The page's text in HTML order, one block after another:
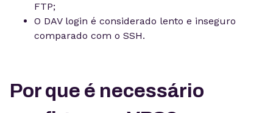
FTP;
O DAV login é considerado lento e inseguro
comparado com o SSH.
Por que é necessário